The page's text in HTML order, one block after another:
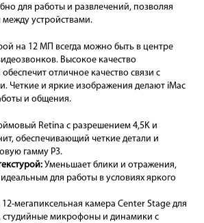
для работы и развлечений, позволяя
между устройствами.
на 12 МП всегда можно быть в центре
Высокое качество
отличное качество связи с
Четкие и яркие изображения делают iMac
и общения.
Retina с разрешением 4,5K и
обеспечивающий четкие детали и
гамму P3.
Уменьшает блики и отражения,
идеальным для работы в условиях яркого
12-мегапиксельная камера Center Stage для
студийные микрофоны и динамики с